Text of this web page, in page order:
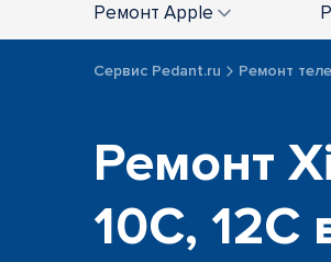
Ремонт Apple
Сервис Pedant.ru Ремонт
Ремонт
10C, 12C